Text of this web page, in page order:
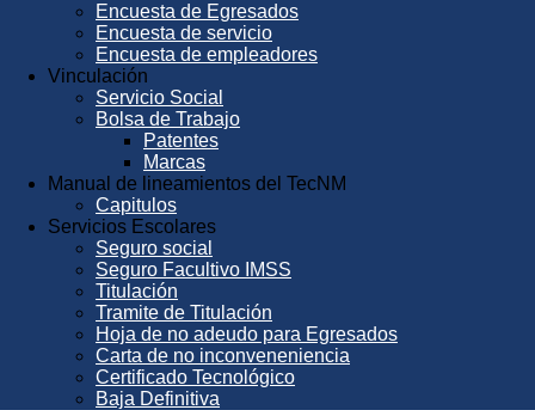
Encuesta de Egresados
Encuesta de servicio
Encuesta de empleadores
Vinculación
Servicio Social
Bolsa de Trabajo
Patentes
Marcas
Manual de lineamientos del TecNM
Capitulos
Servicios Escolares
Seguro social
Seguro Facultivo IMSS
Titulación
Tramite de Titulación
Hoja de no adeudo para Egresados
Carta de no inconveneniencia
Certificado Tecnológico
Baja Definitiva